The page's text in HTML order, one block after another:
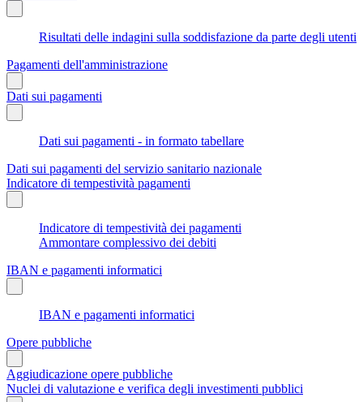
Risultati delle indagini sulla soddisfazione da parte degli utenti
Pagamenti dell'amministrazione
Dati sui pagamenti
Dati sui pagamenti - in formato tabellare
Dati sui pagamenti del servizio sanitario nazionale
Indicatore di tempestività pagamenti
Indicatore di tempestività dei pagamenti
Ammontare complessivo dei debiti
IBAN e pagamenti informatici
IBAN e pagamenti informatici
Opere pubbliche
Aggiudicazione opere pubbliche
Nuclei di valutazione e verifica degli investimenti pubblici